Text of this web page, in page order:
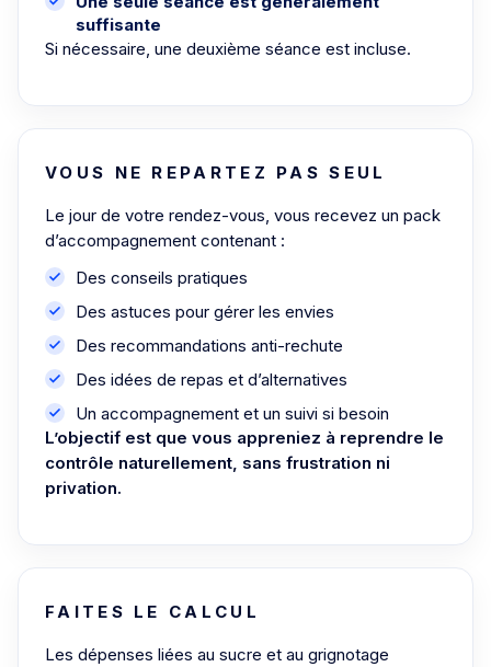
suffisante
Si nécessaire, une deuxième séance est incluse.
VOUS NE REPARTEZ PAS SEUL
Le jour de votre rendez-vous, vous recevez un pack
d’accompagnement contenant :
Des conseils pratiques
Des astuces pour gérer les envies
Des recommandations anti-rechute
Des idées de repas et d’alternatives
Un accompagnement et un suivi si besoin
L’objectif est que vous appreniez à reprendre le
contrôle naturellement, sans frustration ni
privation.
FAITES LE CALCUL
Les dépenses liées au sucre et au grignotage